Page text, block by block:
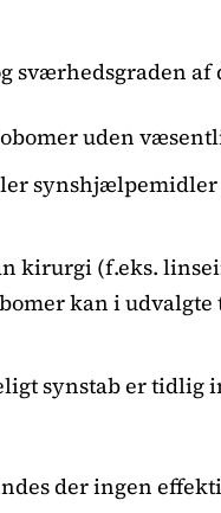
sværhedsgraden af
uden
kirurgi (f.eks.
kan i
synstab er tidlig
der ingen